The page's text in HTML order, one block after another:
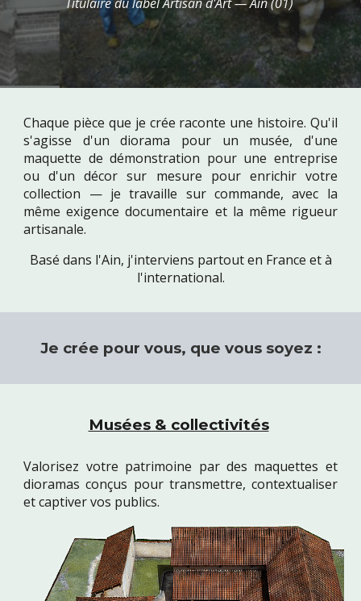
Chaque pièce que je crée raconte une histoire. Qu'il
s'agisse d'un diorama pour un musée, d'une
maquette de démonstration pour une entreprise
ou d'un décor sur mesure pour enrichir votre
collection — je travaille sur commande, avec la
même exigence documentaire et la même rigueur
artisanale.
Basé dans l'Ain, j'interviens partout en France et à
l'international.
Je crée pour vous, que vous soyez :
Musées & collectivités
Valorisez votre patrimoine par des maquettes et
dioramas conçus pour transmettre, contextualiser
et captiver vos publics.